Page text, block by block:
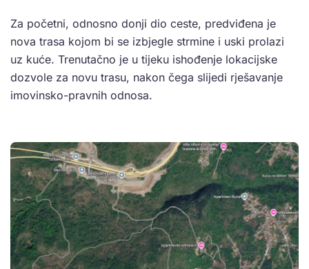
Za početni, odnosno donji dio ceste, predviđena je
nova trasa kojom bi se izbjegle strmine i uski prolazi
uz kuće. Trenutačno je u tijeku ishođenje lokacijske
dozvole za novu trasu, nakon čega slijedi rješavanje
imovinsko-pravnih odnosa.